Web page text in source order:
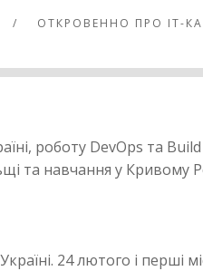
ОТКРОВЕННО ПРО IT-
роботу DevOps та
та навчання у Кривому
24 лютого і перші